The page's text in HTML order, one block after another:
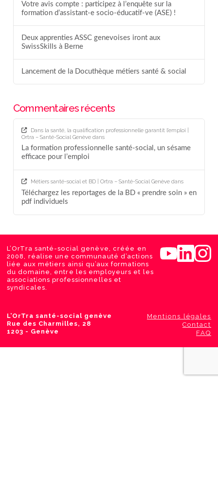
Votre avis compte : participez à l’enquête sur la
formation d’assistant-e socio-éducatif-ve (ASE) !
Deux apprenties ASSC genevoises iront aux
SwissSkills à Berne
Lancement de la Docuthèque métiers santé & social
Commentaires récents
Dans la santé, la qualification professionnelle garantit l’emploi |
Ortra – Santé-Social Genèvedans
La formation professionnelle santé-social, un sésame
efficace pour l’emploi
Métiers santé-social et BD | Ortra – Santé-Social Genèvedans
Téléchargez les reportages de la BD « prendre soin » en
pdf individuels
L’OrTra santé-social genève, créée en
2008, réalise une communauté d’actions
liée aux métiers ainsi qu’aux formations
du domaine, entre les employeurs et les
associations professionnelles et
syndicales.
L’OrTra santé-social genève
Rue des Charmilles, 28
1203 - Genève
Mentions légales
Contact
FAQ